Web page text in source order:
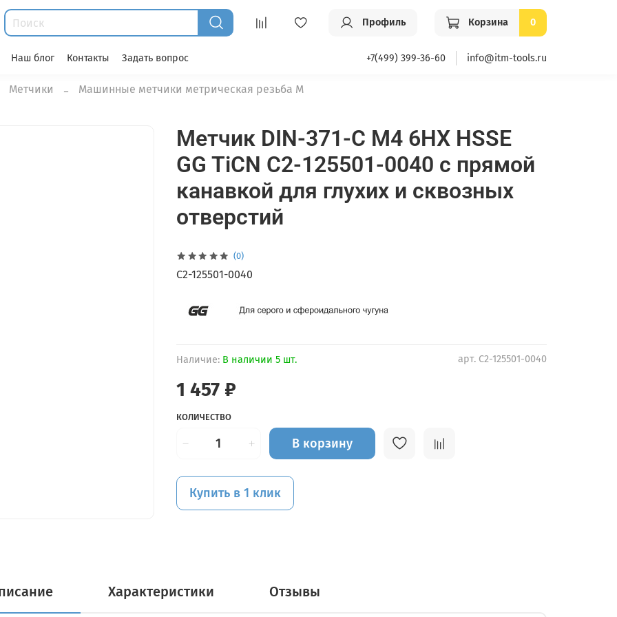
Профиль Корзина 0
Наш блог Контакты Задать вопрос +7(499) 399-36-60 info@itm-tools.ru
Метчики Машинные метчики метрическая резьба М
(0)
арт. C2-125501-0040
Наличие: В наличии 5 шт.
Метчик DIN-371-C M4 6HX HSSE
GG TiCN C2-125501-0040 с прямой
канавкой для глухих и сквозных
отверстий
1 457 ₽
КОЛИЧЕСТВО
В корзину
Купить в 1 клик
C2-125501-0040
Характеристики Отзывы